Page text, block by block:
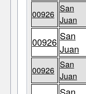
00926
San
Juan
00926 San
Juan
00926
San
Juan